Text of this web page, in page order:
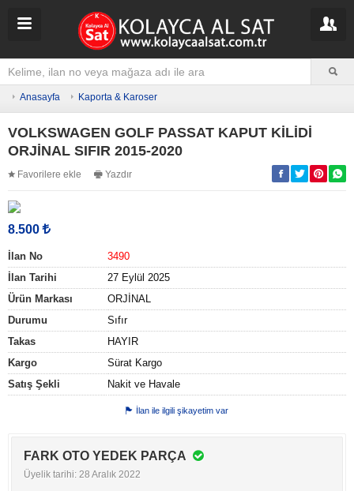
Anasayfa Kaporta & Karoser
VOLKSWAGEN GOLF PASSAT KAPUT KİLİDİ
ORJİNAL SIFIR 2015-2020
Favorilere ekle Yazdır
8.500
İlan No
3490
İlan Tarihi
27 Eylül 2025
Ürün Markası
ORJİNAL
Durumu
Sıfır
Takas
HAYIR
Kargo
Sürat Kargo
Satış Şekli
Nakit ve Havale
İlan ile ilgili şikayetim var
FARK OTO YEDEK PARÇA
Üyelik tarihi: 28 Aralık 2022